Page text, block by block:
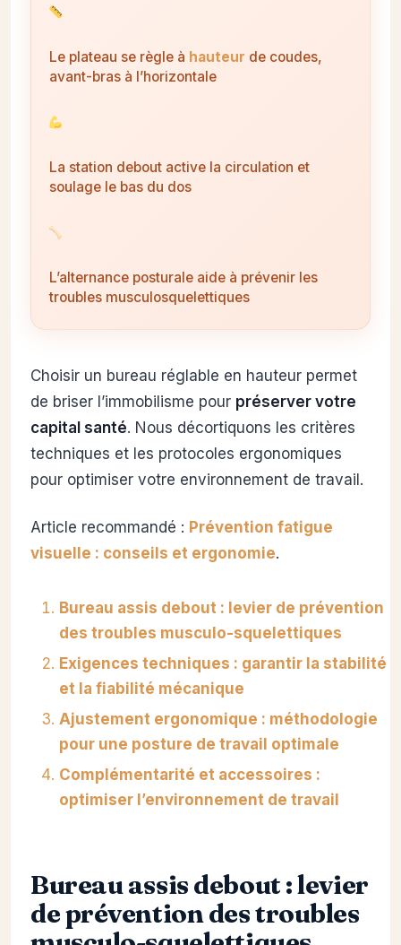
Le plateau se règle à hauteur de coudes,
avant-bras à l’horizontale
La station debout active la circulation et
soulage le bas du dos
L’alternance posturale aide à prévenir les
troubles musculosquelettiques
Choisir un bureau réglable en hauteur permet
de briser l’immobilisme pour préserver votre
capital santé. Nous décortiquons les critères
techniques et les protocoles ergonomiques
pour optimiser votre environnement de travail.
Article recommandé : Prévention fatigue
visuelle : conseils et ergonomie.
Bureau assis debout : levier de prévention
des troubles musculo-squelettiques
Exigences techniques : garantir la stabilité
et la fiabilité mécanique
Ajustement ergonomique : méthodologie
pour une posture de travail optimale
Complémentarité et accessoires :
optimiser l’environnement de travail
Bureau assis debout : levier
de prévention des troubles